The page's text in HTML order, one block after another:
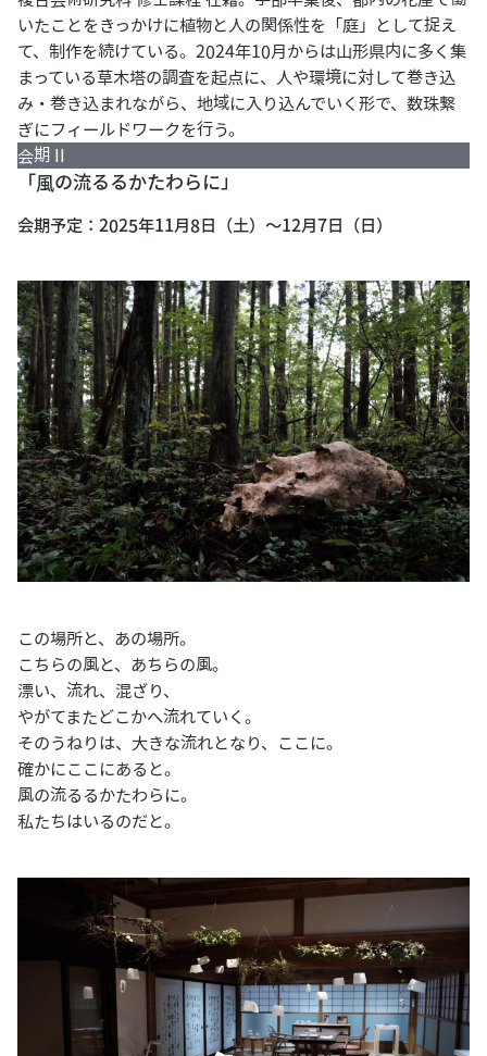
いたことをきっかけに植物と人の関係性を「庭」として捉え
て、制作を続けている。2024年10月からは山形県内に多く集
まっている草木塔の調査を起点に、人や環境に対して巻き込
み・巻き込まれながら、地域に入り込んでいく形で、数珠繋
ぎにフィールドワークを行う。
会期 II
「風の流るるかたわらに」
会期予定：2025年11月8日（土）～12月7日（日）
この場所と、あの場所。
こちらの風と、あちらの風。
漂い、流れ、混ざり、
やがてまたどこかへ流れていく。
そのうねりは、大きな流れとなり、ここに。
確かにここにあると。
風の流るるかたわらに。
私たちはいるのだと。